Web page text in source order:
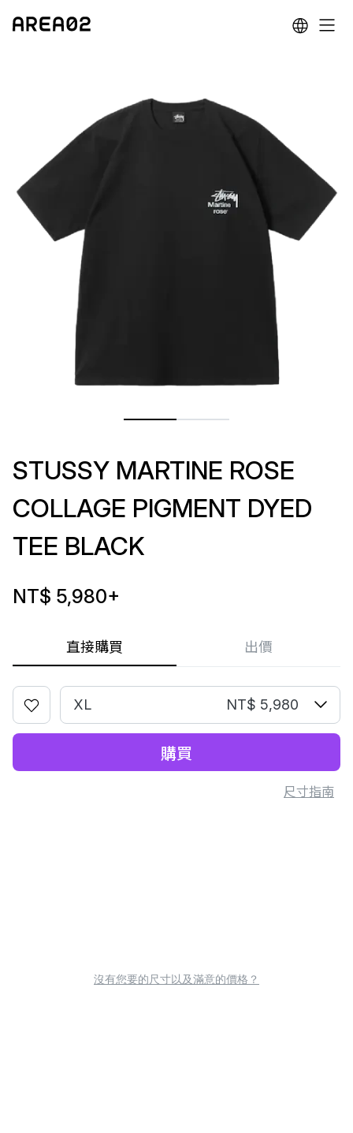
直接購買 出價
STUSSY MARTINE ROSE
COLLAGE PIGMENT DYED
TEE BLACK
NT$ 5,980+
XL NT$ 5,980
購買
尺寸指南
沒有您要的尺寸以及滿意的價格？